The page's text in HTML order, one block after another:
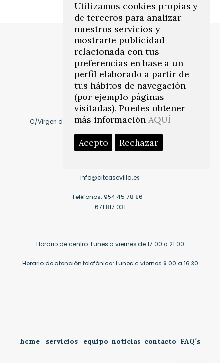
C/Virgen de Montserrat, 10 41011, Los Remedios. Sevilla
Cómo llegar
info@citeasevilla.es
Teléfonos: 954 45 78 86 –
671 817 031
Horario de centro: Lunes a viernes de 17.00 a 21.00
Horario de atención telefónica: Lunes a viernes 9.00 a 16.30
home servicios equipo noticias contacto FAQ´s
Utilizamos cookies propias y
de terceros para analizar
nuestros servicios y
mostrarte publicidad
relacionada con tus
preferencias en base a un
perfil elaborado a partir de
tus hábitos de navegación
(por ejemplo páginas
visitadas). Puedes obtener
más información AQUÍ
Acepto Rechazar